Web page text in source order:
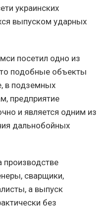
украинских
выпуском ударных
посетил одно из
подобные объекты
в подземных
предприятие
и является одним из
дальнобойных
производстве
сварщики,
а выпуск
без